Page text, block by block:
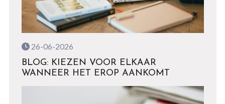
26-06-2026
BLOG: KIEZEN VOOR ELKAAR
WANNEER HET EROP AANKOMT